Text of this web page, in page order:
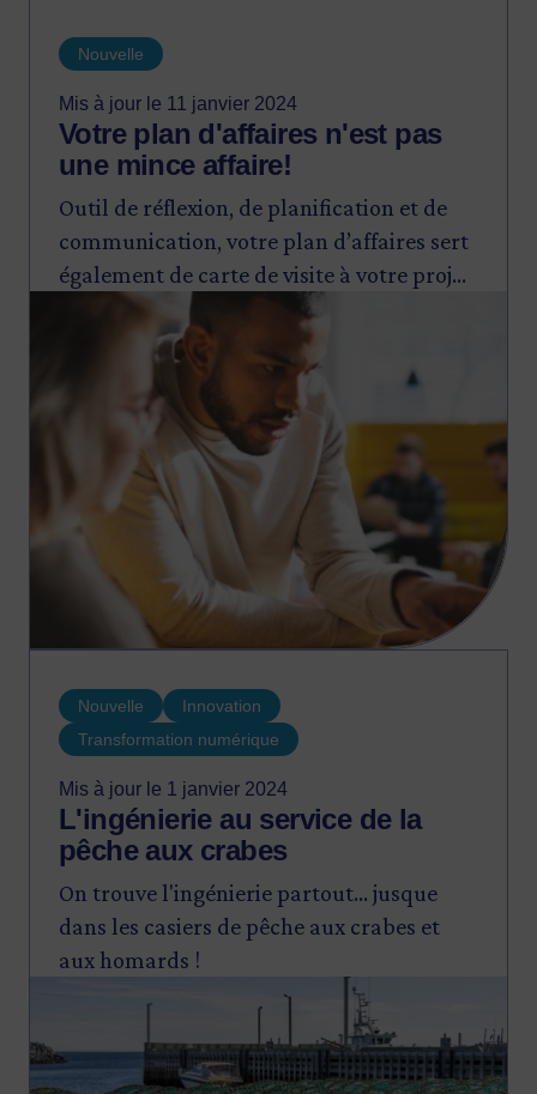
Nouvelle
Mis à jour le 11 janvier 2024
Votre plan d'affaires n'est pas
une mince affaire!
Outil de réflexion, de planification et de
communication, votre plan d’affaires sert
également de carte de visite à votre projet
entrepreneurial.
Nouvelle
Innovation
Transformation numérique
Mis à jour le 1 janvier 2024
L'ingénierie au service de la
pêche aux crabes
On trouve l'ingénierie partout... jusque
dans les casiers de pêche aux crabes et
aux homards !